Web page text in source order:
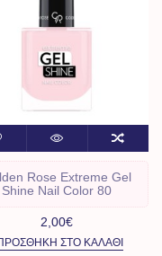
Rose Extreme Gel
Shine Nail Color 80
2,00€
ΣΤΟ ΚΑΛΆΘΙ